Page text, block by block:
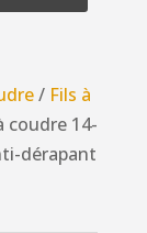
/ Fils à
coudre 14-
dérapant